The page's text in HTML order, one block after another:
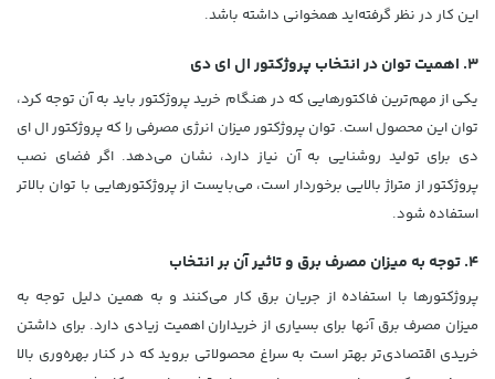
این کار در نظر گرفته‌اید همخوانی داشته باشد.
3. اهمیت توان در انتخاب پروژکتور ال ای دی
یکی از مهم‌ترین فاکتورهایی که در هنگام خرید پروژکتور باید به آن توجه کرد،
توان این محصول است. توان پروژکتور میزان انرژی مصرفی را که پروژکتور ال ای
دی برای تولید روشنایی به آن نیاز دارد، نشان می‌دهد. اگر فضای نصب
پروژکتور از متراژ بالایی برخوردار است، می‌بایست از پروژکتورهایی با توان بالاتر
استفاده شود.
4. توجه به میزان مصرف برق و تاثیر آن بر انتخاب
پروژکتورها با استفاده از جریان برق کار می‌کنند و به همین دلیل توجه به
میزان مصرف برق آنها برای بسیاری از خریداران اهمیت زیادی دارد. برای داشتن
خریدی اقتصادی‌تر بهتر است به سراغ محصولاتی بروید که در کنار بهره‌وری بالا